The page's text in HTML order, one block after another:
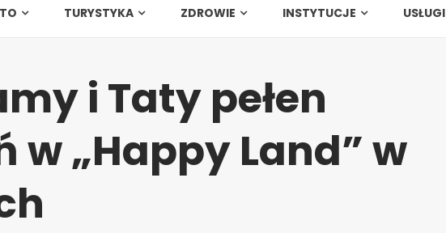
TURYSTYKA ZDROWIE INSTYTUCJE USŁUGI
i Taty pełen
w „Happy Land” w